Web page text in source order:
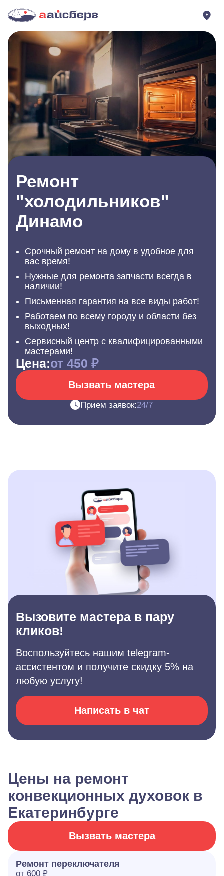
Ремонт
"холодильников"
Динамо
Срочный ремонт на дому в удобное для
вас время!
Нужные для ремонта запчасти всегда в
наличии!
Письменная гарантия на все виды работ!
Работаем по всему городу и области без
выходных!
Сервисный центр с квалифицированными
мастерами!
Цена:от 450 ₽
Вызвать мастера
Прием заявок:24/7
Вызовите мастера в пару
кликов!
Воспользуйтесь нашим telegram-
ассистентом и получите скидку 5% на
любую услугу!
Написать в чат
Цены на ремонт
конвекционных духовок в
Екатеринбурге
Вызвать мастера
Ремонт переключателя
от 600 ₽